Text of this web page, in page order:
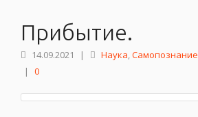
Прибытие.
14.09.2021 | Наука,Самопознание
|
0